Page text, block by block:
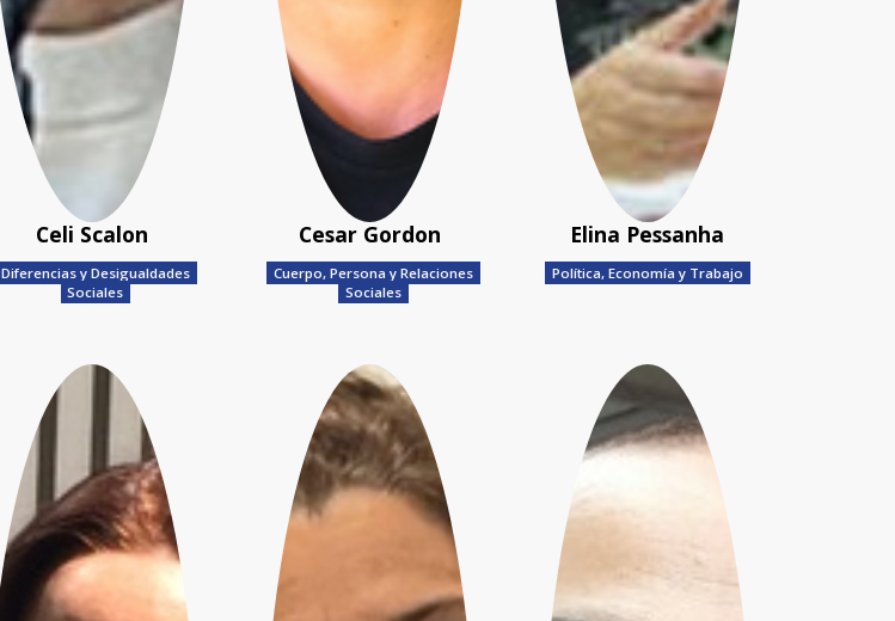
Celi Scalon
Diferencias y Desigualdades
Sociales
Cesar Gordon
Cuerpo, Persona y Relaciones
Sociales
Elina Pessanha
Política, Economía y Trabajo